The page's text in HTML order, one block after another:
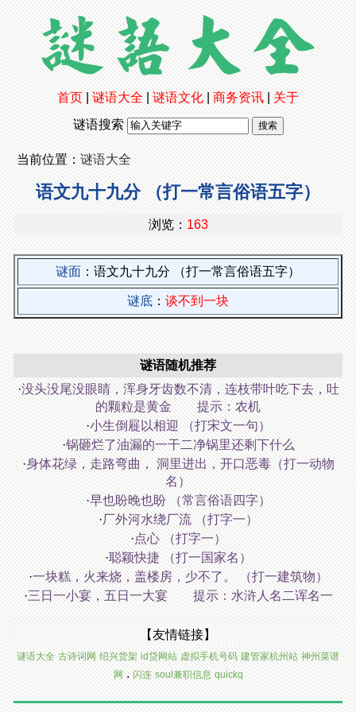
首页 谜语大全 谜语文化 商务资讯
关于
谜语搜索
当前位置： 谜语大全
语文九十九分 （打一常言俗语五字）
浏览： 163
谜面 ：语文九十九分 （打一常言俗语五字）
谜底 ： 谈不到一块
谜语随机推荐
·没头没尾没眼睛，浑身牙齿数不清，连枝带叶吃下去，吐
的颗粒是黄金 提示：农机
·小生倒屣以相迎 （打宋文一句）
·锅砸烂了油漏的一干二净锅里还剩下什么
·身体花绿，走路弯曲， 洞里进出，开口恶毒（打一动物
名）
·早也盼晚也盼 （常言俗语四字）
·厂外河水绕厂流 （打字一）
·点心 （打字一）
·聪颖快捷 （打一国家名）
·一块糕，火来烧，盖楼房，少不了。 （打一建筑物）
·三日一小宴，五日一大宴 提示：水浒人名二诨名一
【友情链接】
谜语大全 古诗词网 绍兴货架 id贷网站 虚拟手机号码 建管家杭州站 神州菜谱
网 . 闪连 soul兼职信息 quickq